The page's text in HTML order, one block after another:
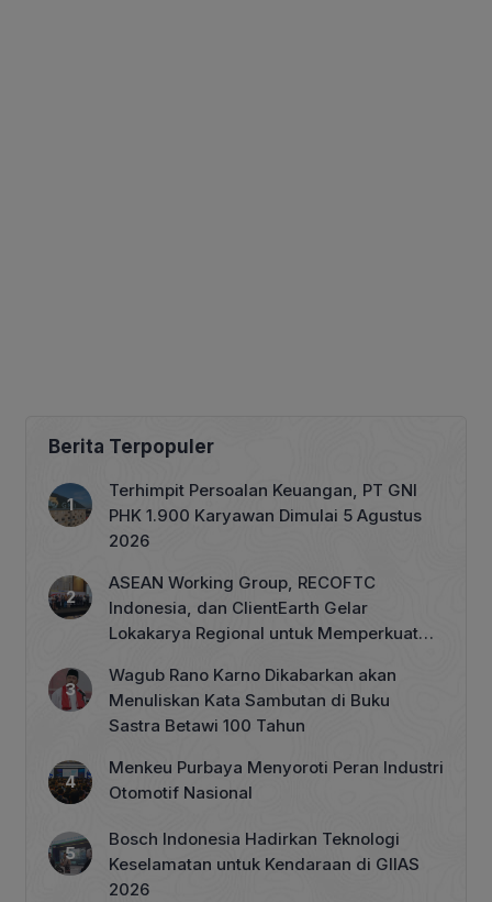
Berita Terpopuler
Terhimpit Persoalan Keuangan, PT GNI
PHK 1.900 Karyawan Dimulai 5 Agustus
2026
ASEAN Working Group, RECOFTC
Indonesia, dan ClientEarth Gelar
Lokakarya Regional untuk Memperkuat
Wagub Rano Karno Dikabarkan akan
Menuliskan Kata Sambutan di Buku
Sastra Betawi 100 Tahun
Menkeu Purbaya Menyoroti Peran Industri
Otomotif Nasional
Bosch Indonesia Hadirkan Teknologi
Keselamatan untuk Kendaraan di GIIAS
2026